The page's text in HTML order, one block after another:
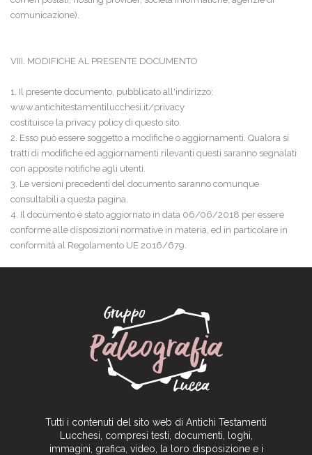
comunicazione).
VIII. MODIFICHE AL PRESENTE DOCUMENTO
1. Il presente documento, pubblicato all'indirizzo:
www.antichitestamentilucchesi.it/privacy
costituisce la privacy policy di questo sito.
2. Esso può essere soggetto a modifiche o aggiornamenti. Qualora si
tratti di modifiche ed aggiornamenti rilevanti questi saranno segnalati
con apposite notifiche agli utenti.
3. Le versioni precedenti del documento saranno comunque
consultabili a questa pagina.
4. Il documento è stato aggiornato in data 06/06/2018 per essere
conforme alle disposizioni normative in materia, ed in particolare in
conformità al Regolamento UE 2016/679.
Tutti i contenuti del sito web di Antichi Testamenti
Lucchesi, compresi testi, documenti, loghi,
immagini, grafica, video, la loro disposizione e i